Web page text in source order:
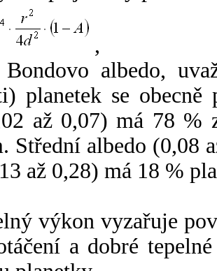
,
albedo,
planetek se
až 0,07) má 78 %
Střední albedo (0,08
až 0,28) má 18 %
výkon vyzařuje
a dobré